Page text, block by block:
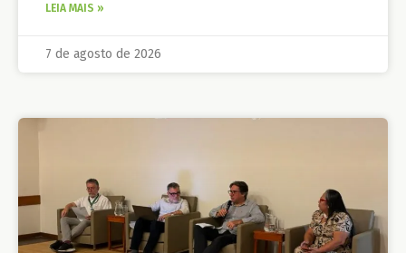
LEIA MAIS »
7 de agosto de 2026